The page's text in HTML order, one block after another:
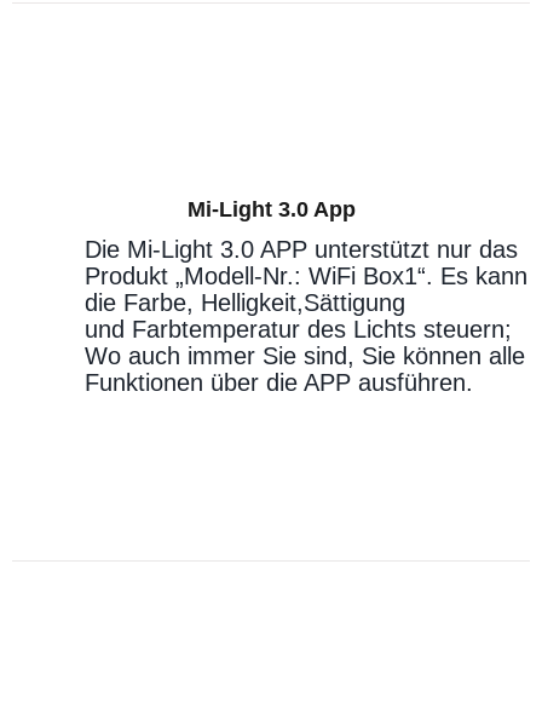
Mi-Light 3.0 App
Die Mi-Light 3.0 APP unterstützt nur das
Produkt „Modell-Nr.: WiFi Box1“. Es kann
die Farbe, Helligkeit,Sättigung
und Farbtemperatur des Lichts steuern;
Wo auch immer Sie sind, Sie können alle
Funktionen über die APP ausführen.